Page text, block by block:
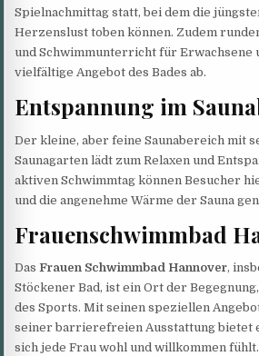
Spielnachmittag statt, bei dem die
Herzenslust toben können. Zudem
und Schwimmunterricht für Erwachsene
vielfältige Angebot des Bades ab.
Entspannung im
Der kleine, aber feine Saunabereich mit
Saunagarten lädt zum Relaxen und
aktiven Schwimmtag können Besucher
und die angenehme Wärme der Sauna
Frauenschwimmbad
DasFrauen Schwimmbad Hannover,
Stöckener Bad, ist ein Ort der
des Sports. Mit seinen speziellen
seiner barrierefreien Ausstattung bietet
sich jede Frau wohl und willkommen